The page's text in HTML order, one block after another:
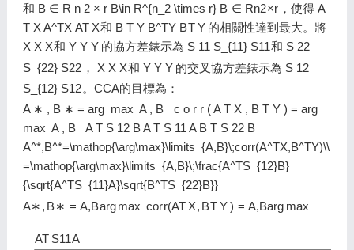
和 B ∈ R n 2 × r B\in R^{n_2 \times r} B ∈ Rn2×r ，使得 A
T X A^TX AT X和 B T Y B^TY BTY 的相關性達到最大。將
X X X和 Y YY 的協方差錶示為 S 11 S_{11} S11和 S 22
S_{22} S22 ， X X X和 Y Y Y 的交叉協方差錶示為 S 12
S_{12} S12。CCA的目標為：
A ∗ , B ∗ = arg ⁡ max ⁡ A , B c o r r ( A T X , B T Y ) = arg ⁡
max ⁡ A , B A T S 12 B A T S 11 A B T S 22 B
A^*,B^*=\mathop{\arg\max}\limits_{A,B}\;corr(A^TX,B^TY)\\
=\mathop{\arg\max}\limits_{A,B}\;\frac{A^TS_{12}B}
{\sqrt{A^TS_{11}A}\sqrt{B^TS_{22}B}}
A∗ , B∗ = A,Bargmax corr(AT X, BTY) = A,Barg max
AT S11A